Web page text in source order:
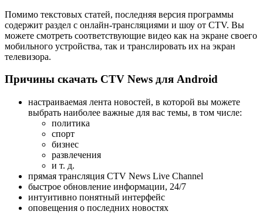
Помимо текстовых статей, последняя версия программы
содержит раздел с онлайн-трансляциями и шоу от CTV. Вы
можете смотреть соответствующие видео как на экране своего
мобильного устройства, так и транслировать их на экран
телевизора.
Причины скачать CTV News для Android
настраиваемая лента новостей, в которой вы можете
выбрать наиболее важные для вас темы, в том числе:
политика
спорт
бизнес
развлечения
и т. д.
прямая трансляция CTV News Live Channel
быстрое обновление информации, 24/7
интуитивно понятный интерфейс
оповещения о последних новостях